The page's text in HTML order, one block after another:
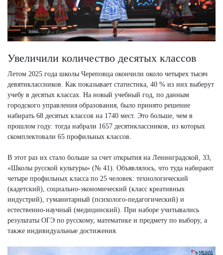
Увеличили количество десятых классов
Летом 2025 года школы Череповца окончили около четырех тысяч
девятиклассников. Как показывает статистика, 40 % из них выберут
учебу в десятых классах. На новый учебный год, по данным
городского управления образования, было принято решение
набирать 68 десятых классов на 1740 мест. Это больше, чем в
прошлом году: тогда набрали 1657 десятиклассников, из которых
скомплектовали 65 профильных классов.
В этот раз их стало больше за счет открытия на Ленинградской, 33,
«Школы русской культуры» (№ 41). Объявлялось, что туда набирают
четыре профильных класса по 25 человек: технологический
(кадетский), социально-экономический (класс креативных
индустрий), гуманитарный (психолого-педагогический) и
естественно-научный (медицинский). При наборе учитывались
результаты ОГЭ по русскому, математике и предмету по выбору, а
также индивидуальные достижения.